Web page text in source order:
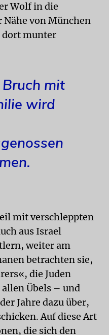
Wolf in die
Nähe von München
dort munter
mit
wird
mit verschleppten
aus Israel
weiter am
betrachten sie,
die Juden
Übels – und
Jahre dazu über,
Auf diese Art
die sich den